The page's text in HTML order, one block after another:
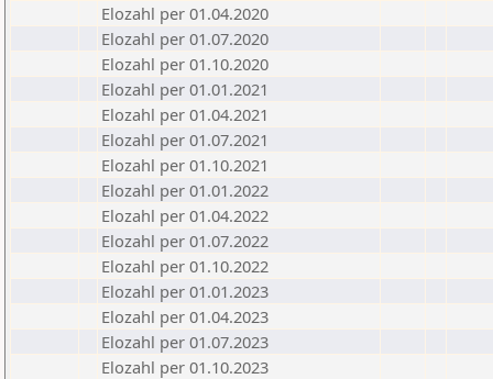
Elozahl per 01.04.2020
Elozahl per 01.07.2020
Elozahl per 01.10.2020
Elozahl per 01.01.2021
Elozahl per 01.04.2021
Elozahl per 01.07.2021
Elozahl per 01.10.2021
Elozahl per 01.01.2022
Elozahl per 01.04.2022
Elozahl per 01.07.2022
Elozahl per 01.10.2022
Elozahl per 01.01.2023
Elozahl per 01.04.2023
Elozahl per 01.07.2023
Elozahl per 01.10.2023